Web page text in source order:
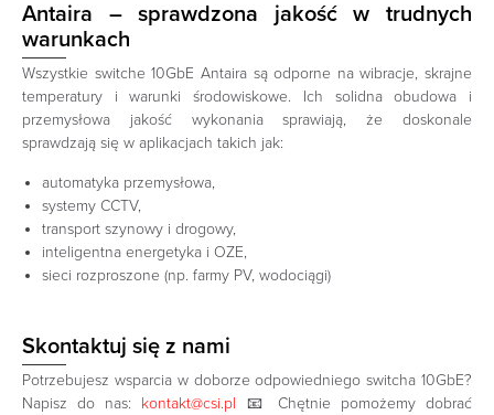
Antaira – sprawdzona jakość w trudnych
warunkach
Wszystkie switche 10GbE Antaira są odporne na wibracje, skrajne
temperatury i warunki środowiskowe. Ich solidna obudowa i
przemysłowa jakość wykonania sprawiają, że doskonale
sprawdzają się w aplikacjach takich jak:
automatyka przemysłowa,
systemy CCTV,
transport szynowy i drogowy,
inteligentna energetyka i OZE,
sieci rozproszone (np. farmy PV, wodociągi)
Skontaktuj się z nami
Potrzebujesz wsparcia w doborze odpowiedniego switcha 10GbE?
Napisz do nas: kontakt@csi.pl 📧 Chętnie pomożemy dobrać